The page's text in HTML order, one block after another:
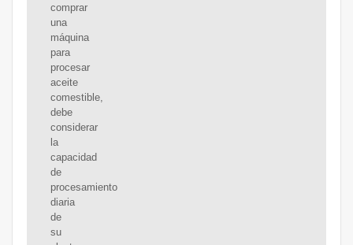
comprar
una
máquina
para
procesar
aceite
comestible,
debe
considerar
la
capacidad
de
procesamiento
diaria
de
su